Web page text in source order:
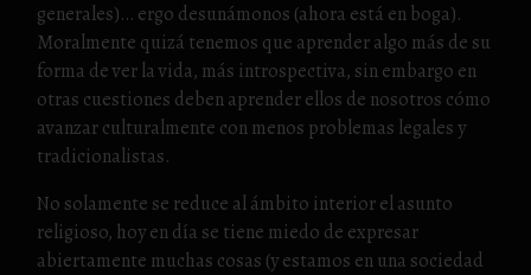
generales)… ergo desunámonos (ahora está en boga).
Moralmente quizá tenemos que aprender algo más de su
forma de ver la vida, más introspectiva, sin embargo en
otras cuestiones deben aprender ellos de nosotros cómo
avanzar culturalmente con menos problemas legales y
tradicionalistas.
No solamente se reduce al ámbito interior el asunto
religioso, hoy en día se tiene miedo de expresar
abiertamente muchas cosas (y estamos en una sociedad